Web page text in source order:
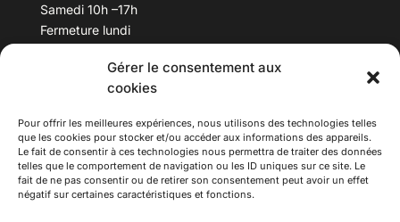
Gérer le consentement aux
cookies
Pour offrir les meilleures expériences, nous utilisons des technologies telles
que les cookies pour stocker et/ou accéder aux informations des appareils.
Le fait de consentir à ces technologies nous permettra de traiter des données
telles que le comportement de navigation ou les ID uniques sur ce site. Le
fait de ne pas consentir ou de retirer son consentement peut avoir un effet
négatif sur certaines caractéristiques et fonctions.
Samedi 10h –17h
Fermeture lundi
Téléphone : 04 78 53 06 40
maisondesculturesasiatiques@asiexpo.com